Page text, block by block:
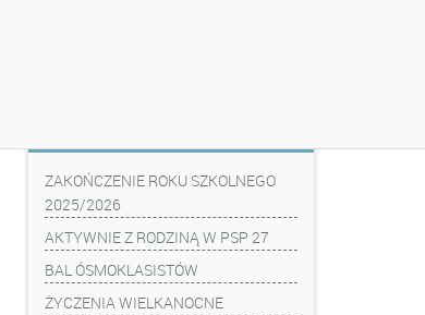
ZAKOŃCZENIE ROKU SZKOLNEGO
2025/2026
AKTYWNIE Z RODZINĄ W PSP 27
BAL ÓSMOKLASISTÓW
ŻYCZENIA WIELKANOCNE